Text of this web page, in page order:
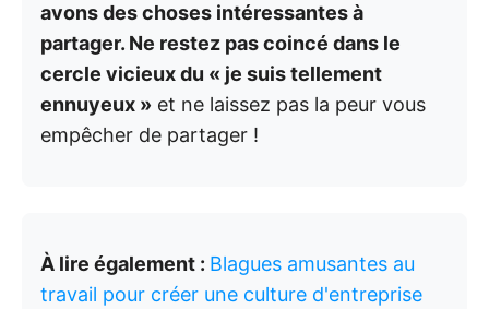
avons des choses intéressantes à
partager. Ne restez pas coincé dans le
cercle vicieux du « je suis tellement
ennuyeux » et ne laissez pas la peur vous
empêcher de partager !
À lire également : Blagues amusantes au
travail pour créer une culture d'entreprise